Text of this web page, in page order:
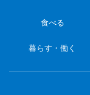
食べる
暮らす・働く